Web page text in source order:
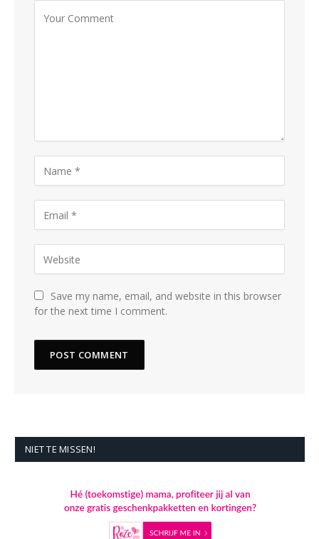
Save my name, email, and website in this browser
for the next time I comment.
NIET TE MISSEN!